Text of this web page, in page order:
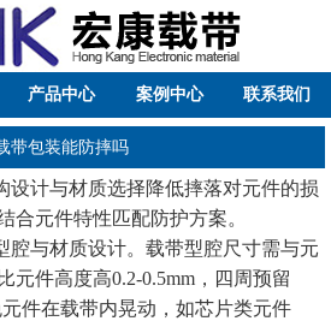
产品中心 案例中心 联系我们
带包装能防摔吗
设计与材质选择降低摔落对元件的损
合元件特性匹配防护方案。
腔与材质设计。载带型腔尺寸需与元
元件高度高0.2-0.5mm，四周预留
件在载带内晃动，如芯片类元件